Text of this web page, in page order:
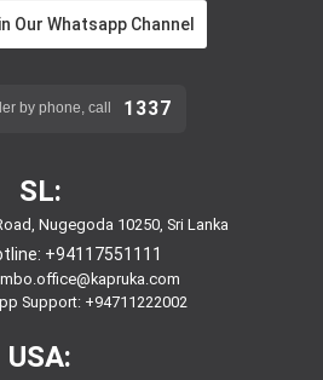
Our Whatsapp Channel
by phone, call 1337
SL:
Nugegoda 10250, Sri Lanka
+94117551111
Support: +94711222002
USA: